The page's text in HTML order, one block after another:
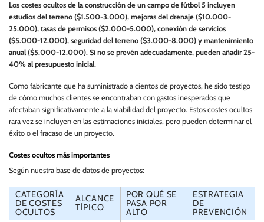
Los costes ocultos de la construcción de un campo de fútbol 5 incluyen
estudios del terreno ($1.500-3.000), mejoras del drenaje ($10.000-
25.000), tasas de permisos ($2.000-5.000), conexión de servicios
($5.000-12.000), seguridad del terreno ($3.000-8.000) y mantenimiento
anual ($5.000-12.000). Si no se prevén adecuadamente, pueden añadir 25-
40% al presupuesto inicial.
Como fabricante que ha suministrado a cientos de proyectos, he sido testigo
de cómo muchos clientes se encontraban con gastos inesperados que
afectaban significativamente a la viabilidad del proyecto. Estos costes ocultos
rara vez se incluyen en las estimaciones iniciales, pero pueden determinar el
éxito o el fracaso de un proyecto.
Costes ocultos más importantes
Según nuestra base de datos de proyectos:
CATEGORÍA
DE COSTES
OCULTOS
ALCANCE
TÍPICO
POR QUÉ SE
PASA POR
ALTO
ESTRATEGIA
DE
PREVENCIÓN